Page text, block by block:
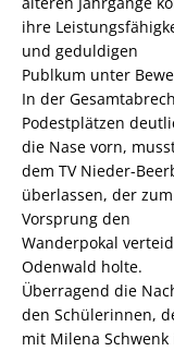
ihre
und geduldigen
Publkum unter
In der
Podestplätzen
die Nase vorn,
dem TV Nieder-
überlassen, der
Vorsprung den
Wanderpokal
Odenwald holte.
Überragend die
den Schülerinnen,
mit Milena Schwenk